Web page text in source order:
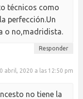
técnicos como
perfección.Un
o no,madridista.
Responder
abril, 2020 a las 12:50 pm
no tiene la